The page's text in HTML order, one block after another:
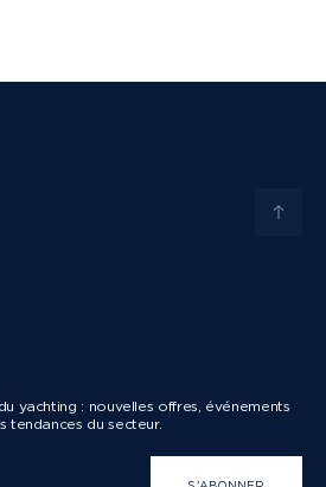
yachting : nouvelles offres, événements
tendances du secteur.